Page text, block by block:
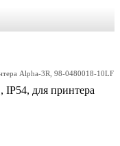
Alpha-3R, 98-0480018-10LF
для принтера